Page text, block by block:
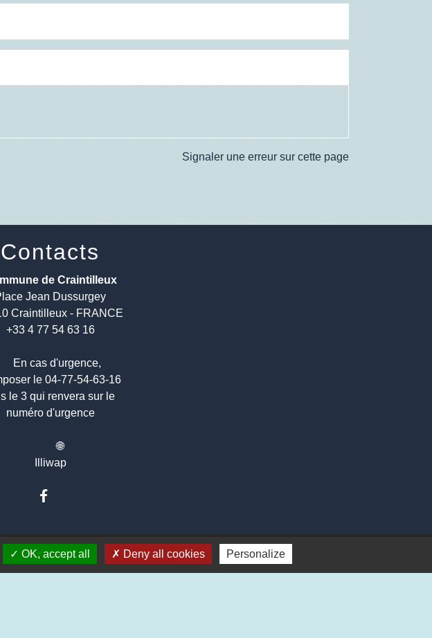
Signaler une erreur sur cette page
Contacts
de Craintilleux
Jean Dussurgey
Craintilleux - FRANCE
+33 4 77 54 63 16
En cas d'urgence,
le 04-77-54-63-16
le 3 qui renvera sur le
numéro d'urgence
🌐
Illiwap
OK, accept all Deny all cookies Personalize